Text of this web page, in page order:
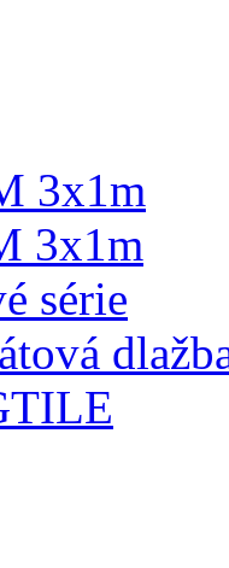
3x1m
3x1m
série